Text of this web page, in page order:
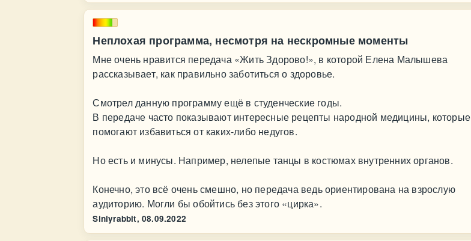
Неплохая программа, несмотря на нескромные моменты
Мне очень нравится передача «Жить Здорово!», в которой Елена Малышева
рассказывает, как правильно заботиться о здоровье.
Смотрел данную программу ещё в студенческие годы.
В передаче часто показывают интересные рецепты народной медицины, которые
помогают избавиться от каких-либо недугов.
Но есть и минусы. Например, нелепые танцы в костюмах внутренних органов.
Конечно, это всё очень смешно, но передача ведь ориентирована на взрослую
аудиторию. Могли бы обойтись без этого «цирка».
Siniyrabbit, 08.09.2022